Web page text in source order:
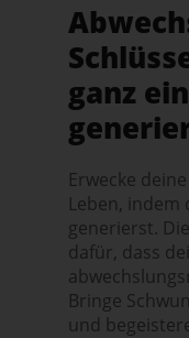
ganz
Erwecke
Leben, indem
generierst.
dafür, dass
Bringe
und